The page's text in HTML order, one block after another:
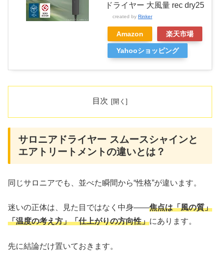
ドライヤー 大風量 rec dry25
created by Rinker
Amazon 楽天市場
Yahooショッピング
目次
サロニアドライヤー スムースシャインと
エアトリートメントの違いとは？
同じサロニアでも、並べた瞬間から“性格”が違います。
迷いの正体は、見た目ではなく中身――焦点は「風の質」
「温度の考え方」「仕上がりの方向性」にあります。
先に結論だけ置いておきます。